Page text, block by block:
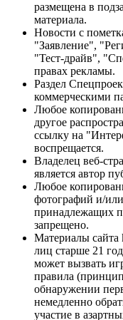
размещена в
материала.
Новости с
"Заявление",
"Тест-драйв",
правах рекламы.
Раздел
коммерческими
Любое
другое
ссылку на
воспрещается.
Владелец веб-
является автор
Любое
фотографий и/
принадлежащих
запрещено.
Материалы сайта
лиц старше 21
может вызвать
правила
обнаружении
немедленно
участие в